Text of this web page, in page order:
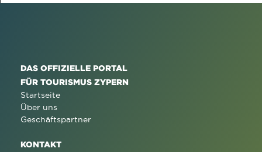
DAS OFFIZIELLE PORTAL
FÜR TOURISMUS ZYPERN
Startseite
Über uns
Geschäftspartner
KONTAKT